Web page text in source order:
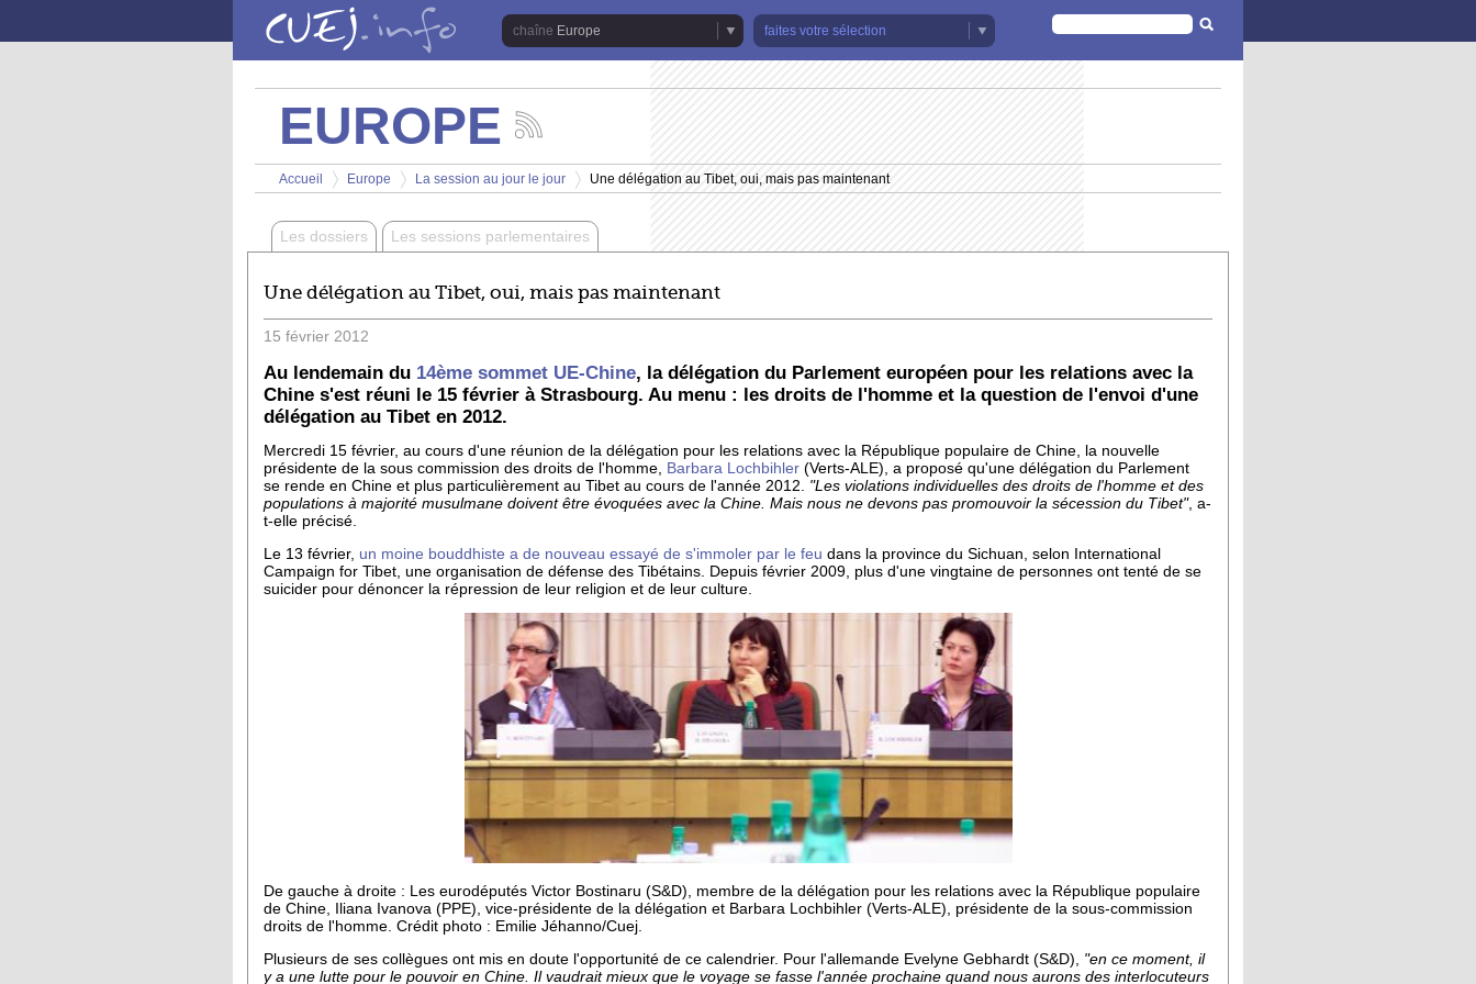
Europe
faites votre sélection
FORMULAIRE
DE
RECHERCHE
EUROPE
les
actualités
de
chaîne
Europe
Vous êtes ici
Accueil
>
Europe
>
La session au jour le jour
>
Une délégation au Tibet, oui, mais pas maintenant
Les dossiers Les sessions parlementaires
Une délégation au Tibet, oui, mais pas maintenant
15 février 2012
Au lendemain du 14ème sommet UE-Chine, la délégation du Parlement européen pour les relations avec la
Chine s'est réuni le 15 février à Strasbourg. Au menu : les droits de l'homme et la question de l'envoi d'une
délégation au Tibet en 2012.
Mercredi 15 février, au cours d'une réunion de la délégation pour les relations avec la République populaire de Chine, la nouvelle
présidente de la sous commission des droits de l'homme, Barbara Lochbihler (Verts-ALE), a proposé qu'une délégation du Parlement
se rende en Chine et plus particulièrement au Tibet au cours de l'année 2012. "Les violations individuelles des droits de l'homme et des
populations à majorité musulmane doivent être évoquées avec la Chine. Mais nous ne devons pas promouvoir la sécession du Tibet", a-
t-elle précisé.
Le 13 février, un moine bouddhiste a de nouveau essayé de s'immoler par le feu dans la province du Sichuan, selon International
Campaign for Tibet, une organisation de défense des Tibétains. Depuis février 2009, plus d'une vingtaine de personnes ont tenté de se
suicider pour dénoncer la répression de leur religion et de leur culture.
De gauche à droite : Les eurodéputés Victor Bostinaru (S&D), membre de la délégation pour les relations avec la République populaire
de Chine,
Iliana Ivanova (PPE), vice-présidente de la délégation et Barbara Lochbihler (Verts-ALE), présidente de la sous-commission
droits de l'homme. Crédit photo : Emilie Jéhanno/Cuej.
Plusieurs de ses collègues ont mis en doute l'opportunité de ce calendrier. Pour l'allemande Evelyne Gebhardt (S&D), "en ce moment, il
y a une lutte pour le pouvoir en Chine. Il vaudrait mieux que le voyage se fasse l'année prochaine quand nous aurons des interlocuteurs